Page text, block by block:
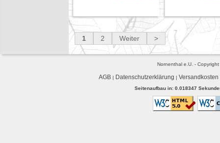
1 2 Weiter >
Nornenthal e.U. -
AGB| Datenschutzerklärung | Versandkosten
Seitenaufbau in: 0.018347